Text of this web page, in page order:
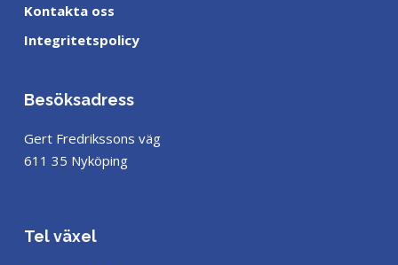
Kontakta oss
Integritetspolicy
Besöksadress
Gert Fredrikssons väg
611 35 Nyköping
Tel växel